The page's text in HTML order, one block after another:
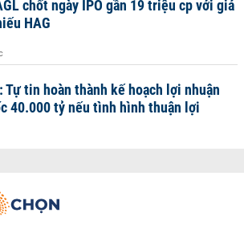
chốt ngày IPO gần 19 triệu cp với giá
HAG
Tự tin hoàn thành kế hoạch lợi nhuận
40.000 tỷ nếu tình hình thuận lợi